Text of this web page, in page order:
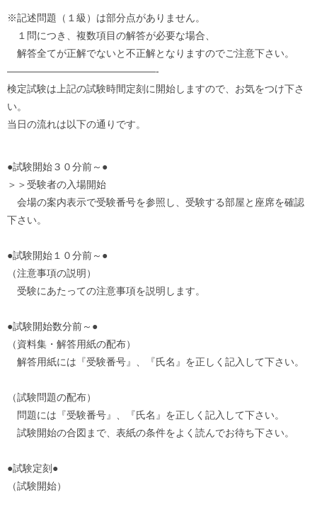
※記述問題（１級）は部分点がありません。
１問につき、複数項目の解答が必要な場合、
解答全てが正解でないと不正解となりますのでご注意下さい。
———————————————-
検定試験は上記の試験時間定刻に開始しますので、お気をつけ下さ
い。
当日の流れは以下の通りです。
●試験開始３０分前～●
＞＞受験者の入場開始
会場の案内表示で受験番号を参照し、受験する部屋と座席を確認
下さい。
●試験開始１０分前～●
（注意事項の説明）
受験にあたっての注意事項を説明します。
●試験開始数分前～●
（資料集・解答用紙の配布）
解答用紙には『受験番号』、『氏名』を正しく記入して下さい。
（試験問題の配布）
問題には『受験番号』、『氏名』を正しく記入して下さい。
試験開始の合図まで、表紙の条件をよく読んでお待ち下さい。
●試験定刻●
（試験開始）